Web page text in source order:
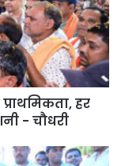
किया जा सकता है।
करने के लिए यह
निर्माण किया जा
सुगम हुआ है तथा लोगों
हर
- चौधरी